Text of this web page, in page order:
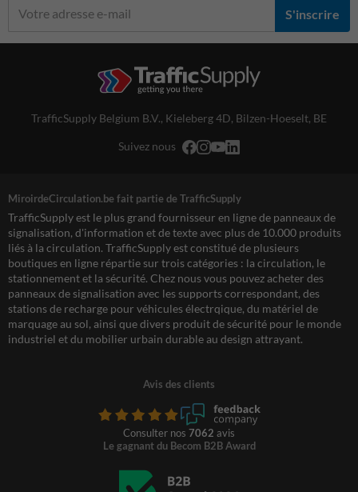
S'inscrire
TrafficSupply Belgium B.V., Kieleberg 4D, Bilzen-Hoeselt, BE
Suivez nous
MiroirdeCirculation.be fait partie de TrafficSupply
TrafficSupply est le plus grand fournisseur en ligne de panneaux de
signalisation, d'information et de texte avec plus de 10.000 produits
liés à la circulation. TrafficSupply est constitué de plusieurs
boutiques en ligne répartie sur trois catégories : la circulation, le
stationnement et la sécurité. Chez nous vous pouvez acheter des
panneaux de signalisation avec les supports correspondant, des
stations de recharge pour véhicules électrqique, du matériel de
marquage au sol, ainsi que divers produit de sécurité pour le monde
industriel et du mobilier urbain durable au design attrayant.
Avis des clients
Consulter nos 7062 avis
Le gagnant du Becom B2B Award